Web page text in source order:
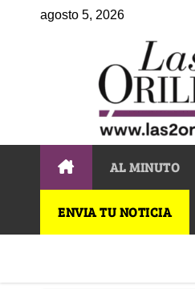
agosto 5, 2026
AL MINUTO
ENVIA TU NOTICIA